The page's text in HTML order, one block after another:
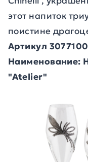
этот напиток
поистине
Артикул 3077100
Наименование:
"Atelier"